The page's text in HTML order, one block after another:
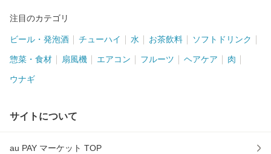
注目のカテゴリ
ビール・発泡酒 チューハイ 水 お茶飲料 ソフトドリンク
惣菜・食材 扇風機 エアコン フルーツ ヘアケア 肉
ウナギ
サイトについて
au PAY マーケット TOP